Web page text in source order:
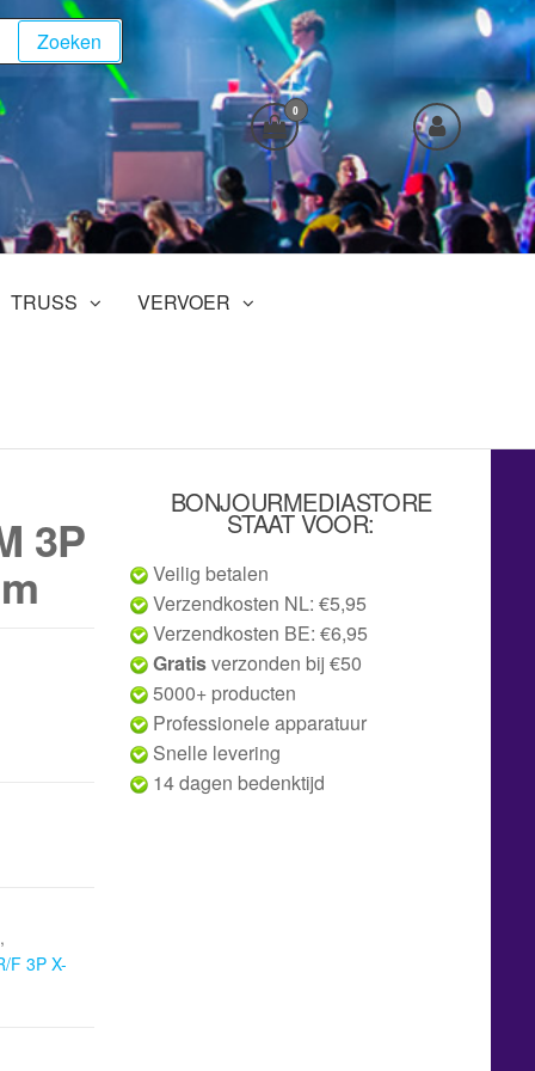
Zoeken
0
TRUSS VERVOER
3P
,
F 3P X-
BONJOURMEDIASTORE
STAAT VOOR:
Veilig betalen
Verzendkosten NL: €5,95
Verzendkosten BE: €6,95
Gratisverzonden bij €50
5000+ producten
Professionele apparatuur
Snelle levering
14 dagen bedenktijd